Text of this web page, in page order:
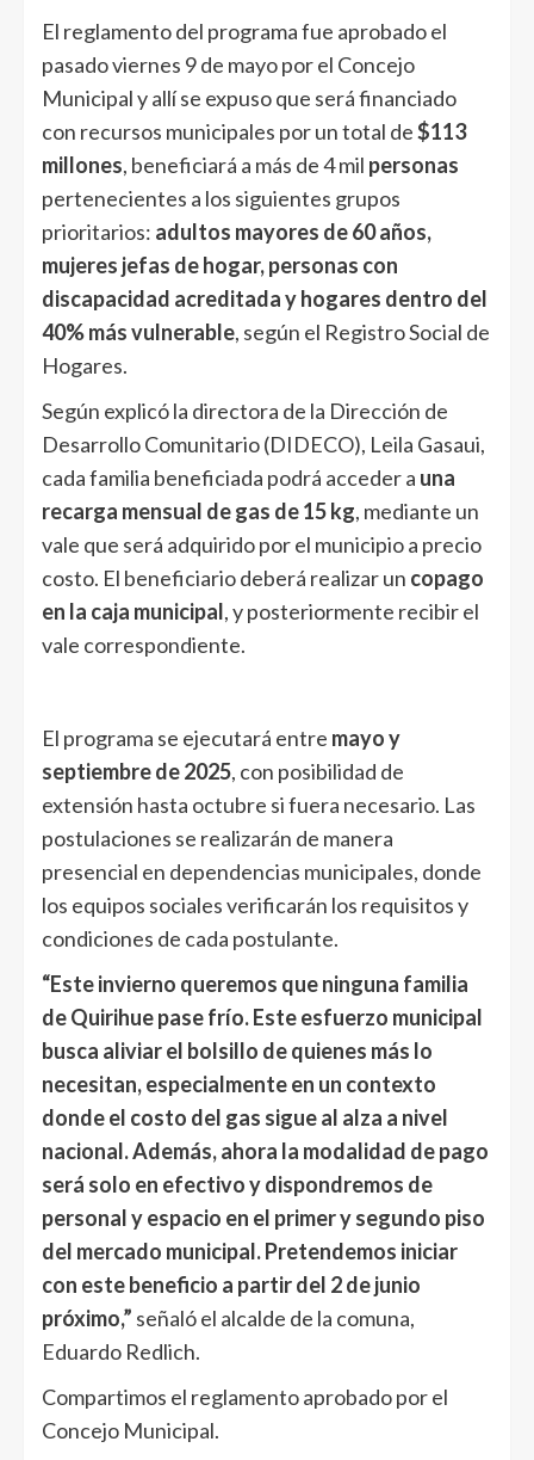
El reglamento del programa fue aprobado el
pasado viernes 9 de mayo por el Concejo
Municipal y allí se expuso que será financiado
con recursos municipales por un total de$113
millones, beneficiará a más de 4 mil personas
pertenecientes a los siguientes grupos
prioritarios: adultos mayores de 60 años,
mujeres jefas de hogar, personas con
discapacidad acreditada y hogares dentro del
40% más vulnerable, según el Registro Social de
Hogares.
Según explicó la directora de la Dirección de
Desarrollo Comunitario (DIDECO), Leila Gasaui,
cada familia beneficiada podrá acceder a una
recarga mensual de gas de 15 kg, mediante un
vale que será adquirido por el municipio a precio
costo. El beneficiario deberá realizar un copago
en la caja municipal, y posteriormente recibir el
vale correspondiente.
El programa se ejecutará entre mayo y
septiembre de 2025, con posibilidad de
extensión hasta octubre si fuera necesario. Las
postulaciones se realizarán de manera
presencial en dependencias municipales, donde
los equipos sociales verificarán los requisitos y
condiciones de cada postulante.
“Este invierno queremos que ninguna familia
de Quirihue pase frío. Este esfuerzo municipal
busca aliviar el bolsillo de quienes más lo
necesitan, especialmente en un contexto
donde el costo del gas sigue al alza a nivel
nacional. Además, ahora la modalidad de pago
será solo en efectivo y dispondremos de
personal y espacio en el primer y segundo piso
del mercado municipal. Pretendemos iniciar
con este beneficio a partir del 2 de junio
próximo,” señaló el alcalde de la comuna,
Eduardo Redlich.
Compartimos el reglamento aprobado por el
Concejo Municipal.